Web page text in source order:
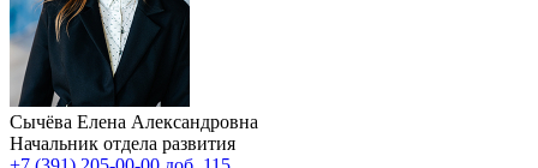
Сычёва Елена Александровна
Начальник отдела развития